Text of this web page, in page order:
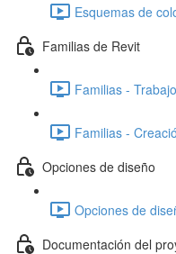
Esquemas de
Familias de Revit
Familias -
Familias -
Opciones de diseño
Opciones de
Documentación del